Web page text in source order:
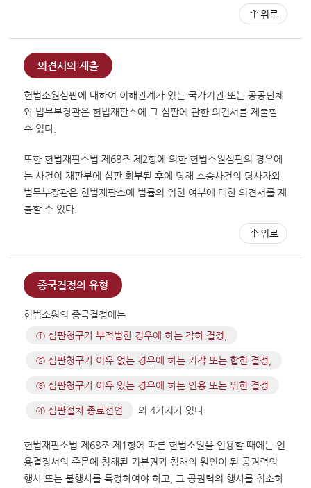
위로
의견서의 제출
헌법소원심판에 대하여 이해관계가 있는 국가기관 또는 공공단체
와 법무부장관은 헌법재판소에 그 심판에 관한 의견서를 제출할
수 있다.
또한 헌법재판소법 제68조 제2항에 의한 헌법소원심판의 경우에
는 사건이 재판부에 심판 회부된 후에 당해 소송사건의 당사자와
법무부장관은 헌법재판소에 법률의 위헌 여부에 대한 의견서를 제
출할 수 있다.
위로
종국결정의 유형
헌법소원의 종국결정에는
① 심판청구가 부적법한 경우에 하는 각하 결정,
② 심판청구가 이유 없는 경우에 하는 기각 또는 합헌 결정,
③ 심판청구가 이유 있는 경우에 하는 인용 또는 위헌 결정
④ 심판절차 종료선언 의 4가지가 있다.
헌법재판소법 제68조 제1항에 따른 헌법소원을 인용할 때에는 인
용결정서의 주문에 침해된 기본권과 침해의 원인이 된 공권력의
행사 또는 불행사를 특정하여야 하고, 그 공권력의 행사를 취소하